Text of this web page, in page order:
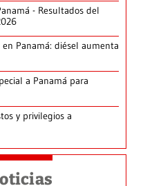
- Resultados del
Panamá: diésel aumenta
a Panamá para
y privilegios a